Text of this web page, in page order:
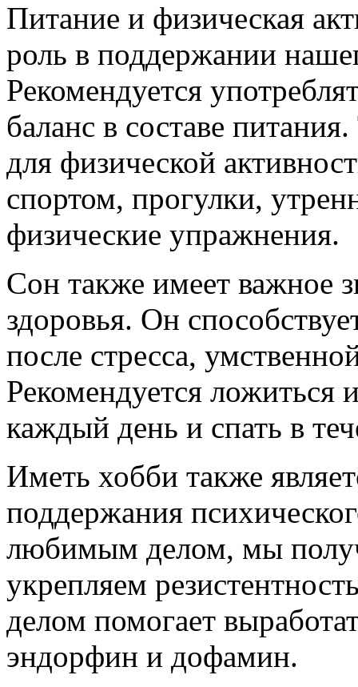
Питание и физическая
роль в поддержании
Рекомендуется
баланс в составе
для физической
спортом, прогулки,
физические упражнения.
Сон также имеет важное
здоровья. Он
после стресса,
Рекомендуется ложиться
каждый день и спать в
Иметь хобби также
поддержания
любимым делом, мы
укрепляем
делом помогает
эндорфин и дофамин.